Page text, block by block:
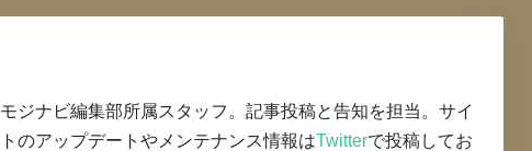
モジナビ編集部所属スタッフ。記事投稿と告知を担当。サイ
トのアップデートやメンテナンス情報はTwitterで投稿してお